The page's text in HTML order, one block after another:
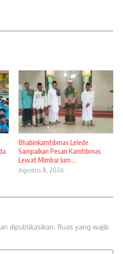
Bhabinkamtibmas Lelede
Sampaikan Pesan Kamtibmas
Lewat Mimbar Jum ...
Agustus 8, 2026
dipublikasikan. Ruas yang wajib